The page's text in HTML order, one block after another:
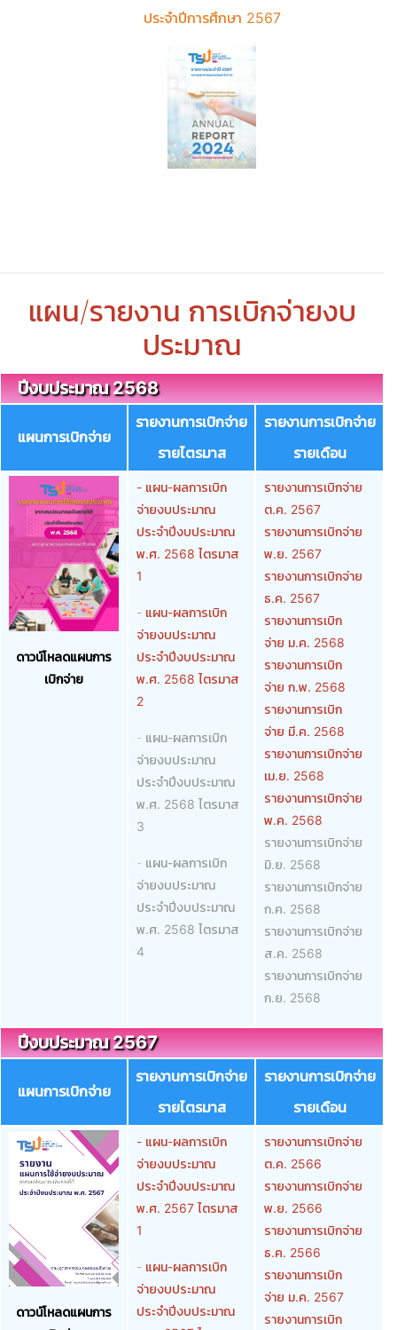
ประจำปีการศึกษา 2567
แผน/รายงาน การเบิกจ่ายงบ
ประมาณ
ปีงบประมาณ 2568
แผนการเบิกจ่าย
รายงานการเบิกจ่าย
รายไตรมาส
รายงานการเบิกจ่าย
รายเดือน
ดาวน์โหลดแผนการ
เบิกจ่าย
- แผน-ผลการเบิก
จ่ายงบประมาณ
ประจำปีงบประมาณ
พ.ศ. 2568 ไตรมาส
1
- แผน-ผลการเบิก
จ่ายงบประมาณ
ประจำปีงบประมาณ
พ.ศ. 2568 ไตรมาส
2
- แผน-ผลการเบิก
จ่ายงบประมาณ
ประจำปีงบประมาณ
พ.ศ. 2568 ไตรมาส
3
- แผน-ผลการเบิก
จ่ายงบประมาณ
ประจำปีงบประมาณ
พ.ศ. 2568 ไตรมาส
4
รายงานการเบิกจ่าย
ต.ค. 2567
รายงานการเบิกจ่าย
พ.ย. 2567
รายงานการเบิกจ่าย
ธ.ค. 2567
รายงานการเบิก
จ่าย ม.ค. 2568
รายงานการเบิก
จ่าย ก.พ. 2568
รายงานการเบิก
จ่าย มี.ค. 2568
รายงานการเบิกจ่าย
เม.ย. 2568
รายงานการเบิกจ่าย
พ.ค. 2568
รายงานการเบิกจ่าย
มิ.ย. 2568
รายงานการเบิกจ่าย
ก.ค. 2568
รายงานการเบิกจ่าย
ส.ค. 2568
รายงานการเบิกจ่าย
ก.ย. 2568
ปีงบประมาณ 2567
แผนการเบิกจ่าย
รายงานการเบิกจ่าย
รายไตรมาส
รายงานการเบิกจ่าย
รายเดือน
ดาวน์โหลดแผนการ
- แผน-ผลการเบิก
จ่ายงบประมาณ
ประจำปีงบประมาณ
พ.ศ. 2567 ไตรมาส
1
- แผน-ผลการเบิก
จ่ายงบประมาณ
ประจำปีงบประมาณ
รายงานการเบิกจ่าย
ต.ค. 2566
รายงานการเบิกจ่าย
พ.ย. 2566
รายงานการเบิกจ่าย
ธ.ค. 2566
รายงานการเบิก
จ่าย ม.ค. 2567
รายงานการเบิก